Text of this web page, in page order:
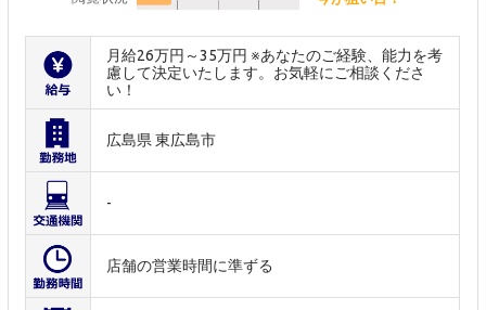
月給26万円～35万円 ※あなたのご経験、能力を考
慮して決定いたします。お気軽にご相談くださ
い！
広島県 東広島市
-
店舗の営業時間に準ずる